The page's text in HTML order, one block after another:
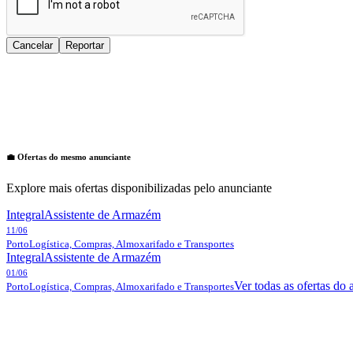
Cancelar Reportar
💼 Ofertas do mesmo anunciante
Explore mais ofertas disponibilizadas pelo anunciante
IntegralAssistente de Armazém
11/06
PortoLogística, Compras, Almoxarifado e Transportes
IntegralAssistente de Armazém
01/06
PortoLogística, Compras, Almoxarifado e TransportesVer todas as ofertas do